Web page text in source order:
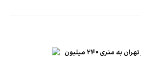
میانگین قیمت مسکن در تهران به متری ۲۴۰ میلیون